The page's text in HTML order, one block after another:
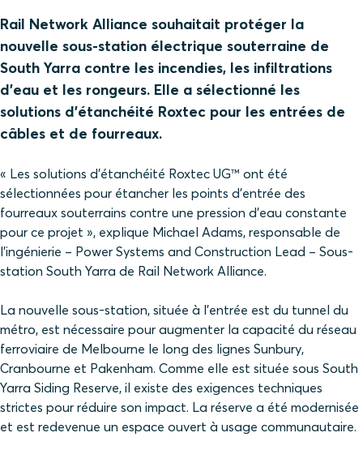
Rail Network Alliance souhaitait protéger la
nouvelle sous-station électrique souterraine de
South Yarra contre les incendies, les infiltrations
d'eau et les rongeurs. Elle a sélectionné les
solutions d'étanchéité Roxtec pour les entrées de
câbles et de fourreaux.
« Les solutions d'étanchéité Roxtec UG™ ont été
sélectionnées pour étancher les points d'entrée des
fourreaux souterrains contre une pression d'eau constante
pour ce projet », explique Michael Adams, responsable de
l'ingénierie – Power Systems and Construction Lead – Sous-
station South Yarra de Rail Network Alliance.
La nouvelle sous-station, située à l'entrée est du tunnel du
métro, est nécessaire pour augmenter la capacité du réseau
ferroviaire de Melbourne le long des lignes Sunbury,
Cranbourne et Pakenham. Comme elle est située sous South
Yarra Siding Reserve, il existe des exigences techniques
strictes pour réduire son impact. La réserve a été modernisée
et est redevenue un espace ouvert à usage communautaire.